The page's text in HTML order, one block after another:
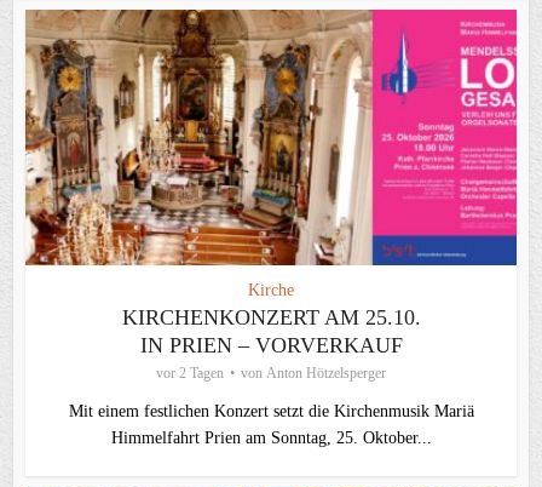
Kirche
KIRCHENKONZERT AM 25.10.
IN PRIEN – VORVERKAUF
vor 2 Tagen von Anton Hötzelsperger
Mit einem festlichen Konzert setzt die Kirchenmusik Mariä
Himmelfahrt Prien am Sonntag, 25. Oktober...